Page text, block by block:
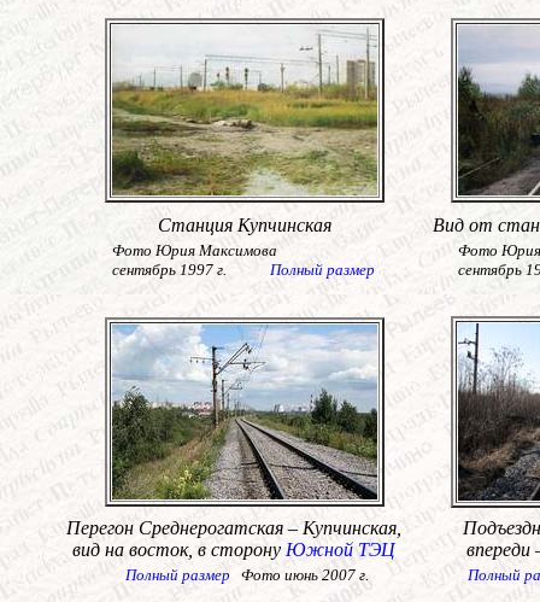
Станция Купчинская Вид от
Фото Юрия Максимова
сентябрь 1997 г. Полный размер
Фото
Перегон Среднерогатская – Купчинская,
вид на восток, в сторону Южной ТЭЦ
впереди
Полный размер Фото июнь 2007 г. Полный